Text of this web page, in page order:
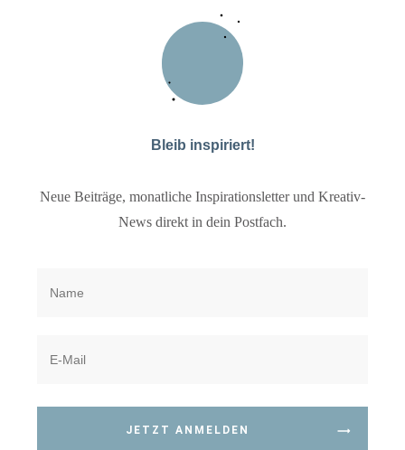
Bleib inspiriert!
Neue Beiträge, monatliche Inspirationsletter und Kreativ-
News direkt in dein Postfach.
JETZT ANMELDEN